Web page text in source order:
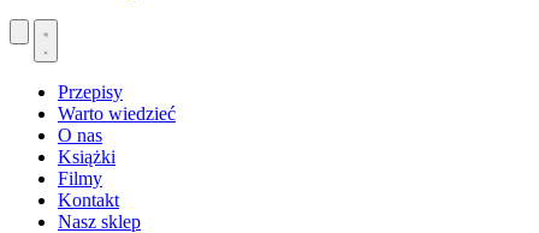
Przepisy
Warto wiedzieć
O nas
Książki
Filmy
Kontakt
Nasz sklep